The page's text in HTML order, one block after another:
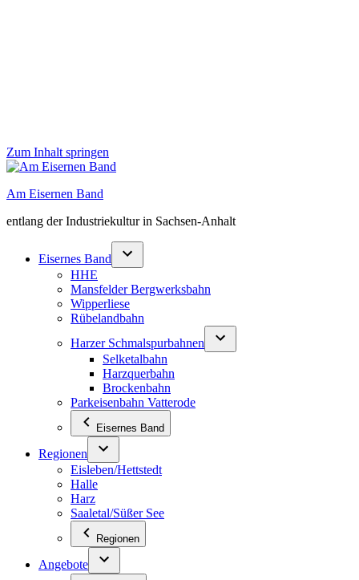
Zum Inhalt springen
Am Eisernen Band
entlang der Industriekultur in Sachsen-Anhalt
Eisernes Band
HHE
Mansfelder Bergwerksbahn
Wipperliese
Rübelandbahn
Harzer Schmalspurbahnen
Selketalbahn
Harzquerbahn
Brockenbahn
Parkeisenbahn Vatterode
Eisernes Band
Regionen
Eisleben/Hettstedt
Halle
Harz
Saaletal/Süßer See
Regionen
Angebote